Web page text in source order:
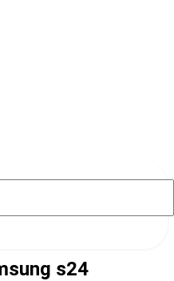
s24